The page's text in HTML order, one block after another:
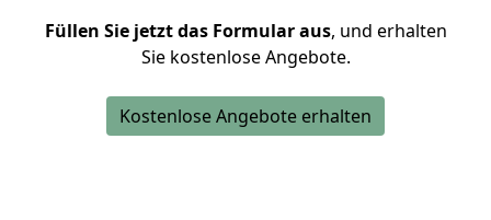
Füllen Sie jetzt das Formular aus, und erhalten
Sie kostenlose Angebote.
Kostenlose Angebote erhalten